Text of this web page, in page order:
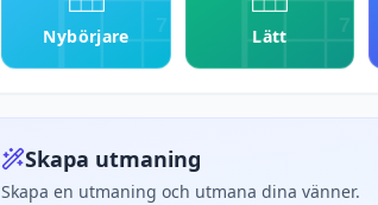
7
Nybörjare
7
Lätt
Skapa utmaning
Skapa en utmaning och utmana dina vänner.